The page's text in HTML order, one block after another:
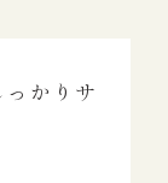
かりサ